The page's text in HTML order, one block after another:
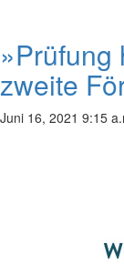
»Prüfung
zweite
Juni 16, 2021 9:15